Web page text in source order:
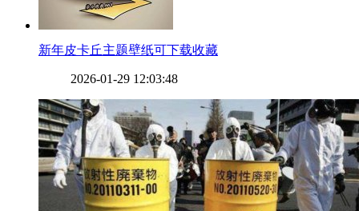
​新年皮卡丘主题壁纸可下载收藏
2026-01-29 12:03:48